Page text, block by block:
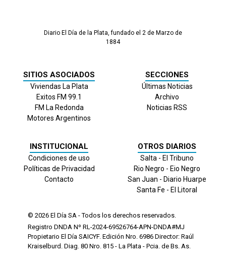
Diario El Día de la Plata, fundado el 2 de Marzo de
1884
SITIOS ASOCIADOS
Viviendas La Plata
Exitos FM 99.1
FM La Redonda
Motores Argentinos
SECCIONES
Últimas Noticias
Archivo
Noticias RSS
INSTITUCIONAL
Condiciones de uso
Políticas de Privacidad
Contacto
OTROS DIARIOS
Salta - El Tribuno
Rio Negro - Eio Negro
San Juan - Diario Huarpe
Santa Fe - El Litoral
© 2026 El Día SA - Todos los derechos reservados.
Registro DNDA Nº RL-2024-69526764-APN-DNDA#MJ
Propietario El Día SAICYF. Edición Nro. 6986 Director: Raúl
Kraiselburd. Diag. 80 Nro. 815 - La Plata - Pcia. de Bs. As.